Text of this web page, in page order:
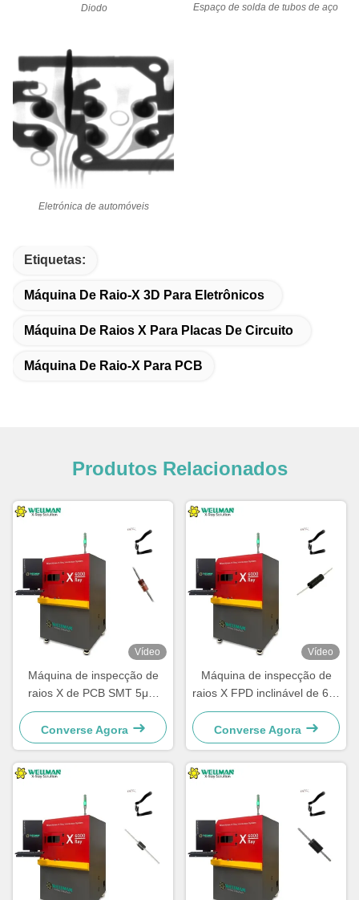
Diodo Espaço de solda de tubos de aço
Eletrónica de automóveis
Etiquetas:
Máquina De Raio-X 3D Para Eletrônicos
Máquina De Raios X Para Placas De Circuito
Máquina De Raio-X Para PCB
Produtos Relacionados
Vídeo
Máquina de inspecção de
raios X de PCB SMT 5μm
Microfoco de defeito rápido
de inspecção de IC LED
Converse Agora
Vídeo
Máquina de inspecção de
raios X FPD inclinável de 60°
Análise do vazio da solda
BGA
Converse Agora